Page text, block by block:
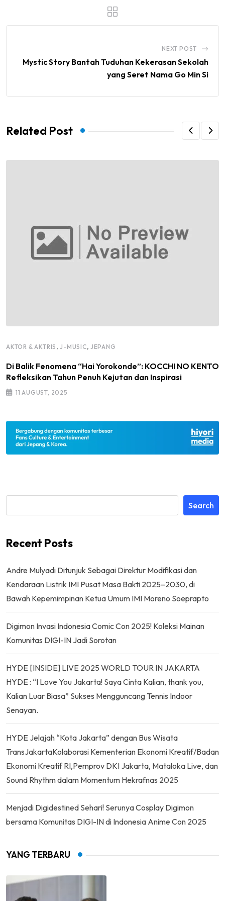
NEXT POST
Mystic Story Bantah Tuduhan Kekerasan Sekolah
yang Seret Nama Go Min Si
Related Post
AKTOR & AKTRIS ,J-MUSIC, JEPANG
Di Balik Fenomena “Hai Yorokonde”: KOCCHI NO KENTO
Refleksikan Tahun Penuh Kejutan dan Inspirasi
11 AUGUST, 2025
Search
Recent Posts
Andre Mulyadi Ditunjuk Sebagai Direktur Modifikasi dan
Kendaraan Listrik IMI Pusat Masa Bakti 2025–2030, di
Bawah Kepemimpinan Ketua Umum IMI Moreno Soeprapto
Digimon Invasi Indonesia Comic Con 2025! Koleksi Mainan
Komunitas DIGI-IN Jadi Sorotan
HYDE [INSIDE] LIVE 2025 WORLD TOUR IN JAKARTA
HYDE : “I Love You Jakarta! Saya Cinta Kalian, thank you,
Kalian Luar Biasa” Sukses Mengguncang Tennis Indoor
Senayan.
HYDE Jelajah “Kota Jakarta” dengan Bus Wisata
TransJakartaKolaborasi Kementerian Ekonomi Kreatif/Badan
Ekonomi Kreatif RI,Pemprov DKI Jakarta, Mataloka Live, dan
Sound Rhythm dalam Momentum Hekrafnas 2025
Menjadi Digidestined Sehari! Serunya Cosplay Digimon
bersama Komunitas DIGI-IN di Indonesia Anime Con 2025
YANG TERBARU